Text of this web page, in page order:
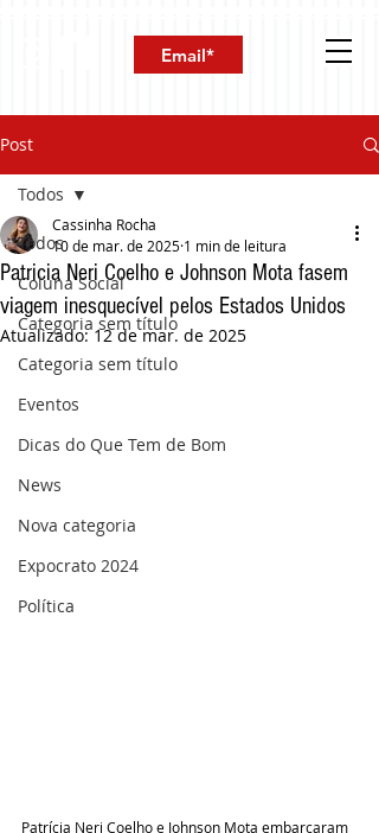
Post
Todos
Coluna Social
Categoria sem título
Categoria sem título
Eventos
Dicas do Que Tem de Bom
News
Nova categoria
Expocrato 2024
Política
Todos
Patricia Neri Coelho e Johnson Mota fasem
viagem inesquecível pelos Estados Unidos
Cassinha Rocha
10 de mar. de 2025 1 min de leitura
Atualizado:12 de mar. de 2025
Patrícia Neri Coelho e Johnson Mota embarcaram